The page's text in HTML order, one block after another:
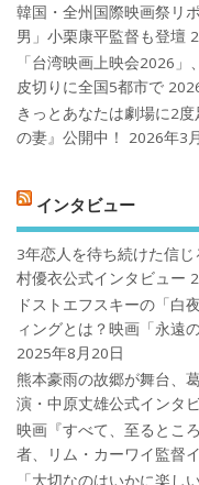
韓国・全州国際映画祭リ
男」小栗康平監督も登壇
「台湾映画上映会2026
皮切りに全国5都市で
きっとあなたは劇場に2
の妻』公開中！
2026年3
インタビュー
3年恋人を待ち続けた信
村優衣公式インタビュー
ドストエフスキーの「白
ィングとは？映画「永遠
2025年8月20日
熊本豪雨の故郷が舞台、
演・中原丈雄公式インタ
映画『すべて、至るとこ
者、リム・カーワイ監督
「大切なのはいかに楽し